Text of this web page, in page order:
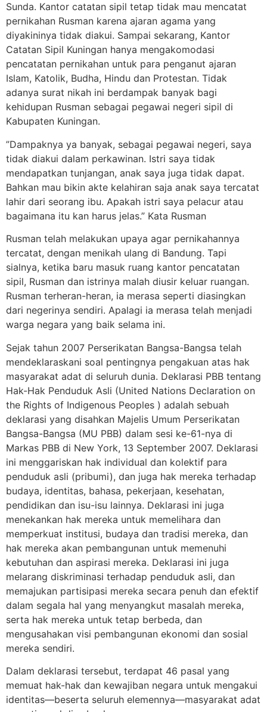
Sunda. Kantor catatan sipil tetap tidak mau mencatat
pernikahan Rusman karena ajaran agama yang
diyakininya tidak diakui. Sampai sekarang, Kantor
Catatan Sipil Kuningan hanya mengakomodasi
pencatatan pernikahan untuk para penganut ajaran
Islam, Katolik, Budha, Hindu dan Protestan. Tidak
adanya surat nikah ini berdampak banyak bagi
kehidupan Rusman sebagai pegawai negeri sipil di
Kabupaten Kuningan.
”Dampaknya ya banyak, sebagai pegawai negeri, saya
tidak diakui dalam perkawinan. Istri saya tidak
mendapatkan tunjangan, anak saya juga tidak dapat.
Bahkan mau bikin akte kelahiran saja anak saya tercatat
lahir dari seorang ibu. Apakah istri saya pelacur atau
bagaimana itu kan harus jelas.” Kata Rusman
Rusman telah melakukan upaya agar pernikahannya
tercatat, dengan menikah ulang di Bandung. Tapi
sialnya, ketika baru masuk ruang kantor pencatatan
sipil, Rusman dan istrinya malah diusir keluar ruangan.
Rusman terheran-heran, ia merasa seperti diasingkan
dari negerinya sendiri. Apalagi ia merasa telah menjadi
warga negara yang baik selama ini.
Sejak tahun 2007 Perserikatan Bangsa-Bangsa telah
mendeklaraskani soal pentingnya pengakuan atas hak
masyarakat adat di seluruh dunia. Deklarasi PBB tentang
Hak-Hak Penduduk Asli (United Nations Declaration on
the Rights of Indigenous Peoples ) adalah sebuah
deklarasi yang disahkan Majelis Umum Perserikatan
Bangsa-Bangsa (MU PBB) dalam sesi ke-61-nya di
Markas PBB di New York, 13 September 2007. Deklarasi
ini menggariskan hak individual dan kolektif para
penduduk asli (pribumi), dan juga hak mereka terhadap
budaya, identitas, bahasa, pekerjaan, kesehatan,
pendidikan dan isu-isu lainnya. Deklarasi ini juga
menekankan hak mereka untuk memelihara dan
memperkuat institusi, budaya dan tradisi mereka, dan
hak mereka akan pembangunan untuk memenuhi
kebutuhan dan aspirasi mereka. Deklarasi ini juga
melarang diskriminasi terhadap penduduk asli, dan
memajukan partisipasi mereka secara penuh dan efektif
dalam segala hal yang menyangkut masalah mereka,
serta hak mereka untuk tetap berbeda, dan
mengusahakan visi pembangunan ekonomi dan sosial
mereka sendiri.
Dalam deklarasi tersebut, terdapat 46 pasal yang
memuat hak-hak dan kewajiban negara untuk mengakui
identitas—beserta seluruh elemennya—masyarakat adat